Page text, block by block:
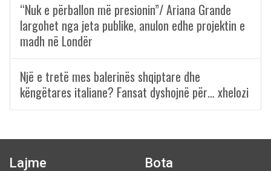
“Nuk e përballon më presionin”/ Ariana Grande
largohet nga jeta publike, anulon edhe projektin e
madh në Londër
Një e tretë mes balerinës shqiptare dhe
këngëtares italiane? Fansat dyshojnë për… xhelozi
Lajme Bota